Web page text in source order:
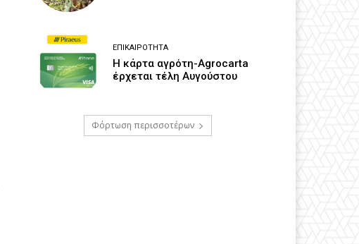
ΕΠΙΚΑΙΡΌΤΗΤΑ
Η κάρτα αγρότη-Agrocarta
έρχεται τέλη Αυγούστου
Φόρτωση περισσοτέρων